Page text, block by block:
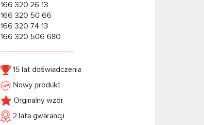
166 320 26 13
166 320 50 66
166 320 74 13
166 320 506 680
15 lat doświadczenia
Nowy produkt
Orginalny wzór
2 lata gwarancji